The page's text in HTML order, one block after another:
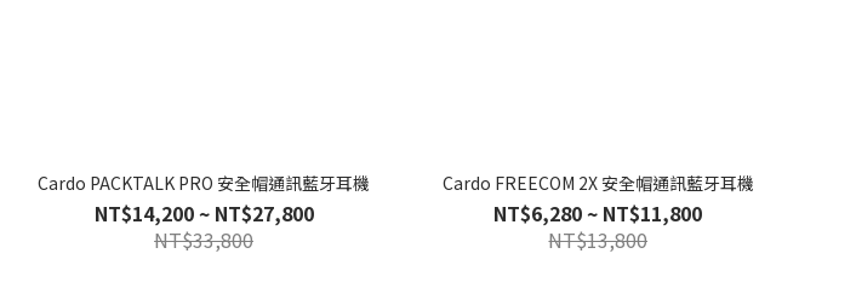
Cardo PACKTALK PRO 安全帽通訊藍牙耳機
NT$14,200 ~ NT$27,800
NT$33,800
Cardo FREECOM 2X 安全帽通訊藍牙耳機
NT$6,280 ~ NT$11,800
NT$13,800